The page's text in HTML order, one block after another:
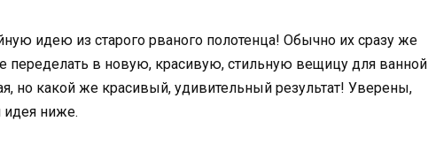
идею из старого рваного полотенца! Обычно их сразу же
переделать в новую, красивую, стильную вещицу для ванной
но какой же красивый, удивительный результат! Уверены,
идея ниже.